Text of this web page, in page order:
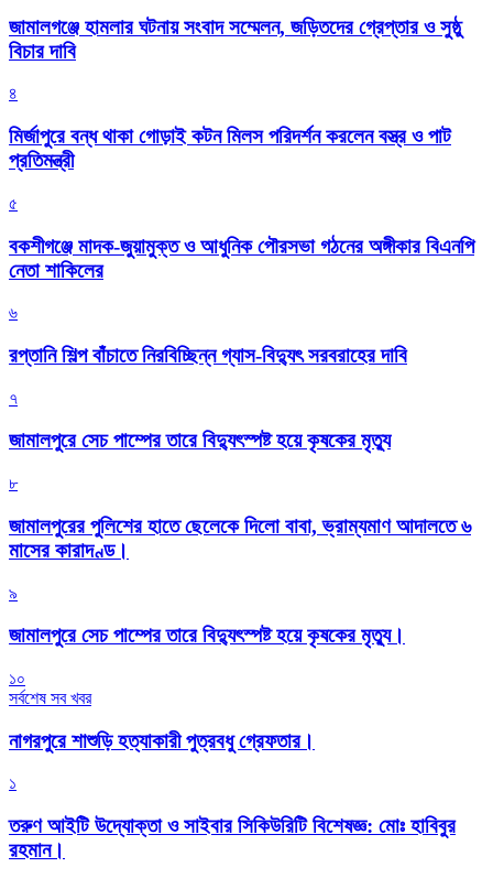
জামালগঞ্জে হামলার ঘটনায় সংবাদ সম্মেলন, জড়িতদের গ্রেপ্তার ও সুষ্ঠু
বিচার দাবি
৪
মির্জাপুরে বন্ধ থাকা গোড়াই কটন মিলস পরিদর্শন করলেন বস্ত্র ও পাট
প্রতিমন্ত্রী
৫
বকশীগঞ্জে মাদক-জুয়ামুক্ত ও আধুনিক পৌরসভা গঠনের অঙ্গীকার বিএনপি
নেতা শাকিলের
৬
রপ্তানি শিল্প বাঁচাতে নিরবিচ্ছিন্ন গ্যাস-বিদ্যুৎ সরবরাহের দাবি
৭
জামালপুরে সেচ পাম্পের তারে বিদ্যুৎস্পষ্ট হয়ে কৃষকের মৃত্যু
৮
জামালপুরের পুলিশের হাতে ছেলেকে দিলো বাবা, ভ্রাম্যমাণ আদালতে ৬
মাসের কারাদণ্ড।
৯
জামালপুরে সেচ পাম্পের তারে বিদ্যুৎস্পষ্ট হয়ে কৃষকের মৃত্যু।
১০
সর্বশেষ সব খবর
নাগরপুরে শাশুড়ি হত্যাকারী পুত্রবধু গ্রেফতার।
১
তরুণ আইটি উদ্যোক্তা ও সাইবার সিকিউরিটি বিশেষজ্ঞ: মোঃ হাবিবুর
রহমান।